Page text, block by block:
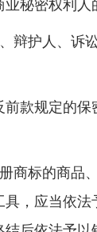
秘密权利人
辩护人、诉
规定的保
商标的商品
，应当依